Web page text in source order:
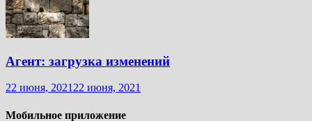
Агент: загрузка изменений
22 июня, 2021 22 июня, 2021
Мобильное приложение